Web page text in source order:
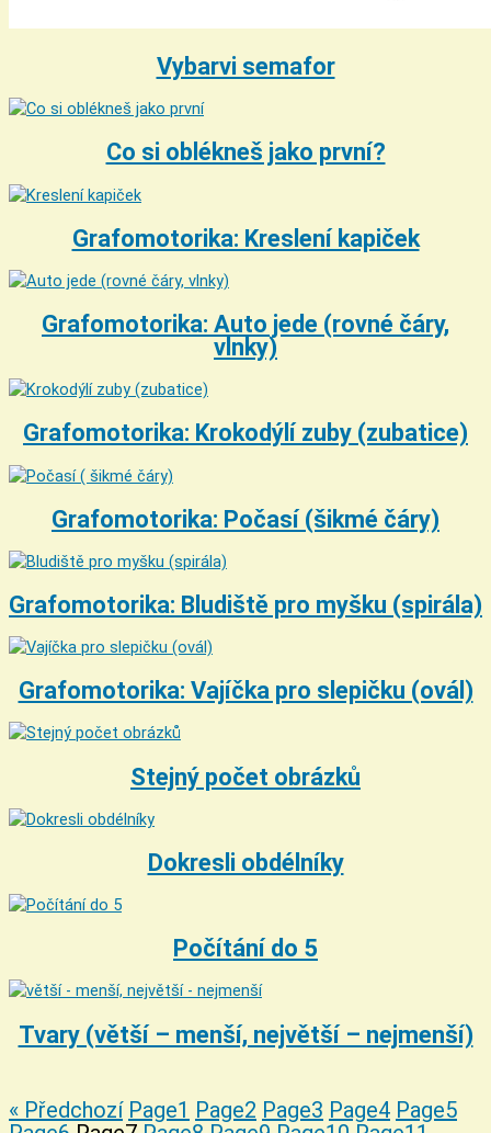
Vybarvi semafor
Co si oblékneš jako první?
Grafomotorika: Kreslení kapiček
Grafomotorika: Auto jede (rovné čáry,
vlnky)
Grafomotorika: Krokodýlí zuby (zubatice)
Grafomotorika: Počasí (šikmé čáry)
Grafomotorika: Bludiště pro myšku (spirála)
Grafomotorika: Vajíčka pro slepičku (ovál)
Stejný počet obrázků
Dokresli obdélníky
Počítání do 5
Tvary (větší – menší, největší – nejmenší)
« Předchozí Page1 Page2 Page3 Page4 Page5